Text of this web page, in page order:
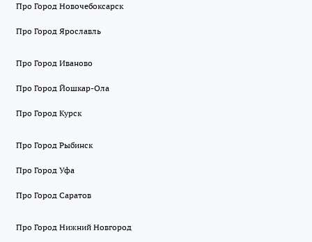
Про Город Новочебоксарск
Про Город Ярославль
Про Город Иваново
Про Город Йошкар-Ола
Про Город Курск
Про Город Рыбинск
Про Город Уфа
Про Город Саратов
Про Город Нижний Новгород